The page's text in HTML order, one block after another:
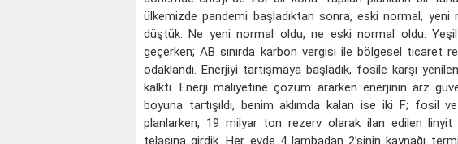
ülkemizde pandemi başladıktan sonra, eski normal,
düştük. Ne yeni normal oldu, ne eski normal oldu.
geçerken; AB sınırda karbon vergisi ile bölgesel ticaret
odaklandı. Enerjiyi tartışmaya başladık, fosile karşı
kalktı. Enerji maliyetine çözüm ararken enerjinin arz
boyuna tartışıldı, benim aklımda kalan ise iki F; fosil
planlarken, 19 milyar ton rezerv olarak ilan edilen
telaşına girdik. Her evde 4 lambadan 2’sinin kaynağı